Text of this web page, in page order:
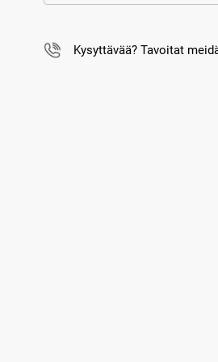
Kysyttävää? Tavoitat